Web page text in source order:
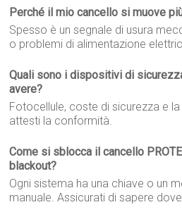
Perché il mio cancello si muove
Spesso è un segnale di usura
o problemi di alimentazione
Quali sono i dispositivi di
avere?
Fotocellule, coste di sicurezza e
attesti la conformità.
Come si sblocca il cancello
blackout?
Ogni sistema ha una chiave o un
manuale. Assicurati di sapere